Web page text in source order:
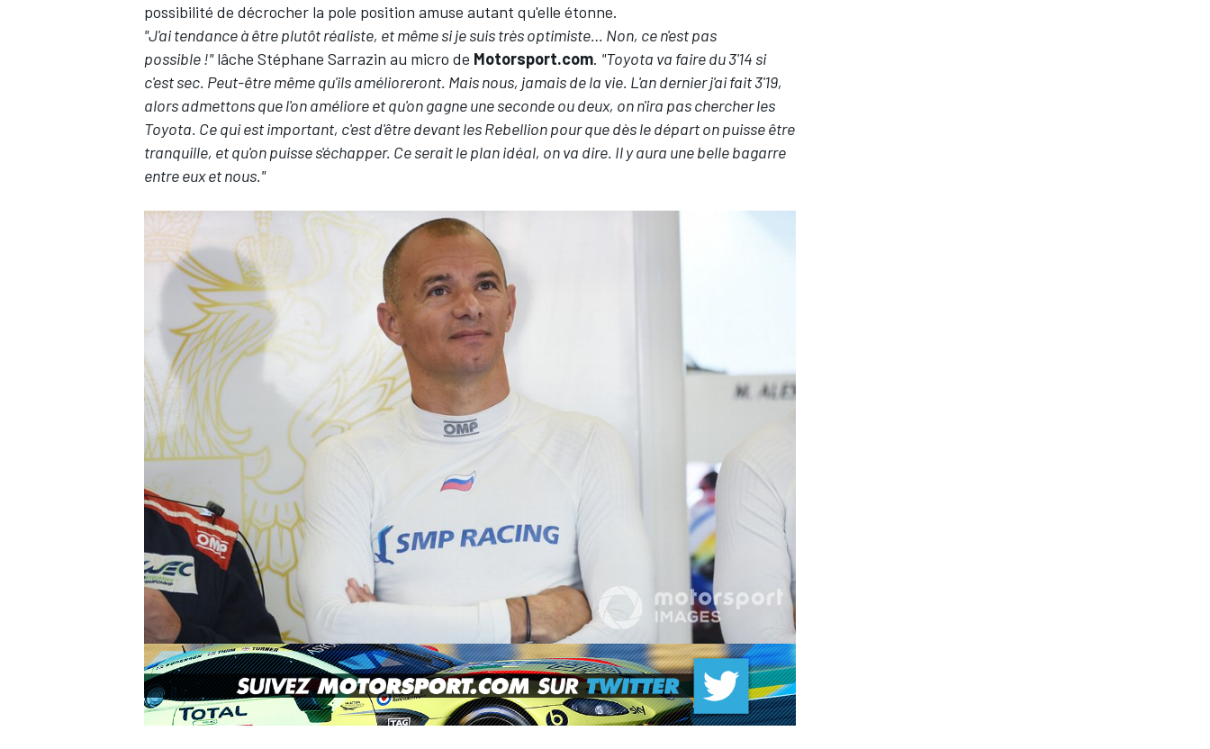
possibilité de décrocher la pole position amuse autant qu'elle étonne.
"J'ai tendance à être plutôt réaliste, et même si je suis très optimiste… Non, ce n'est pas
possible !"lâche Stéphane Sarrazin au micro de Motorsport.com. "Toyota va faire du 3'14 si
c'est sec. Peut-être même qu'ils amélioreront. Mais nous, jamais de la vie. L'an dernier j'ai fait 3'19,
alors admettons que l'on améliore et qu'on gagne une seconde ou deux, on n'ira pas chercher les
Toyota. Ce qui est important, c'est d'être devant les Rebellion pour que dès le départ on puisse être
tranquille, et qu'on puisse s'échapper. Ce serait le plan idéal, on va dire. Il y aura une belle bagarre
entre eux et nous."